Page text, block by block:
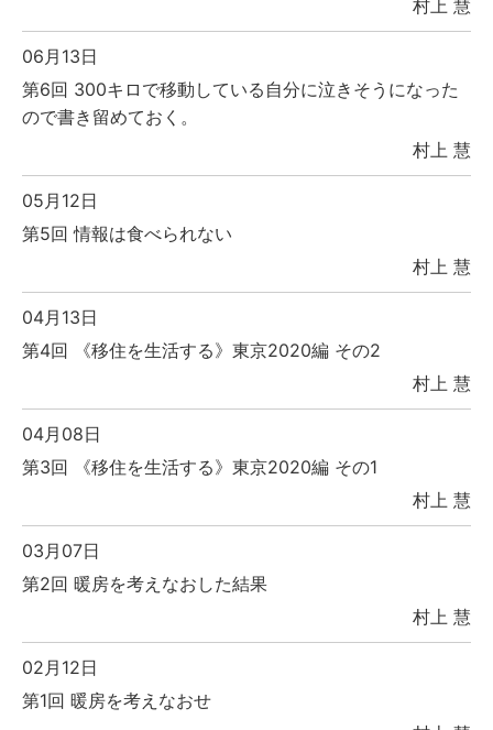
村上 慧
06月13日
第6回 300キロで移動している自分に泣きそうになった
ので書き留めておく。
村上 慧
05月12日
第5回 情報は食べられない
村上 慧
04月13日
第4回 《移住を生活する》東京2020編 その2
村上 慧
04月08日
第3回 《移住を生活する》東京2020編 その1
村上 慧
03月07日
第2回 暖房を考えなおした結果
村上 慧
02月12日
第1回 暖房を考えなおせ